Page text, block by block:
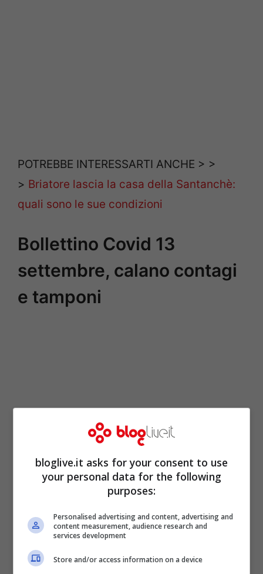
POTREBBE INTERESSARTI ANCHE > >
> Briatore lascia la casa della Santanchè:
quali sono le sue condizioni
Bollettino Covid 13
settembre, calano contagi
e tamponi
bloglive.it asks for your consent to use
your personal data for the following
purposes:
Personalised advertising and content, advertising and
content measurement, audience research and
services development
Store and/or access information on a device